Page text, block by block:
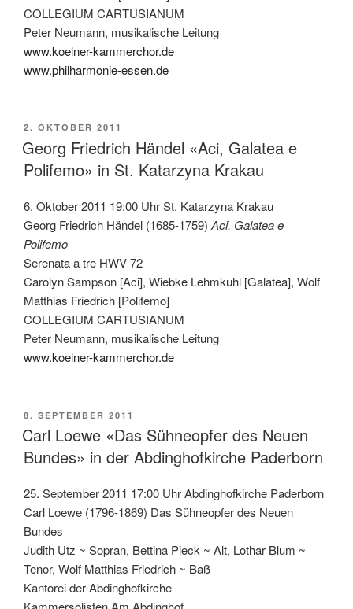
COLLEGIUM CARTUSIANUM
Peter Neumann, musikalische Leitung
www.koelner-kammerchor.de
www.philharmonie-essen.de
VERÖFFENTLICHT
AM
2. OKTOBER 2011
Georg Friedrich Händel «Aci, Galatea e
Polifemo» in St. Katarzyna Krakau
6. Oktober 2011 19:00 Uhr St. Katarzyna Krakau
Georg Friedrich Händel (1685-1759) Aci, Galatea e
Polifemo
Serenata a tre HWV 72
Carolyn Sampson [Aci], Wiebke Lehmkuhl [Galatea], Wolf
Matthias Friedrich [Polifemo]
COLLEGIUM CARTUSIANUM
Peter Neumann, musikalische Leitung
www.koelner-kammerchor.de
VERÖFFENTLICHT
AM
8. SEPTEMBER 2011
Carl Loewe «Das Sühneopfer des Neuen
Bundes» in der Abdinghofkirche Paderborn
25. September 2011 17:00 Uhr Abdinghofkirche Paderborn
Carl Loewe (1796-1869) Das Sühneopfer des Neuen
Bundes
Judith Utz ~ Sopran, Bettina Pieck ~ Alt, Lothar Blum ~
Tenor, Wolf Matthias Friedrich ~ Baß
Kantorei der Abdinghofkirche